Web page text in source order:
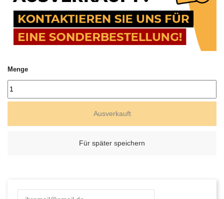
Menge
Ausverkauft
Für später speichern